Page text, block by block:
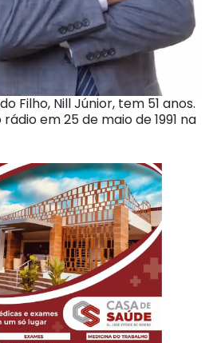
Filho, Nill Júnior, tem 51 anos.
em 25 de maio de 1991 na